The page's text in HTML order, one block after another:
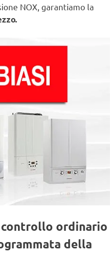
NOX, garantiamo la
controllo ordinario
della